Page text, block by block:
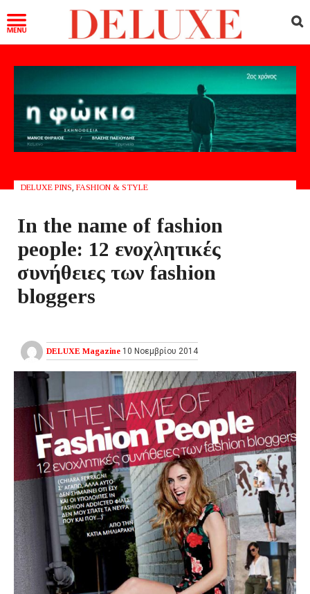
DELUXE PINS FASHION & STYLE
In the name of fashion
people: 12 ενοχλητικές
συνήθειες των fashion
bloggers
DELUXE Magazine 10 Νοεμβρίου 2014